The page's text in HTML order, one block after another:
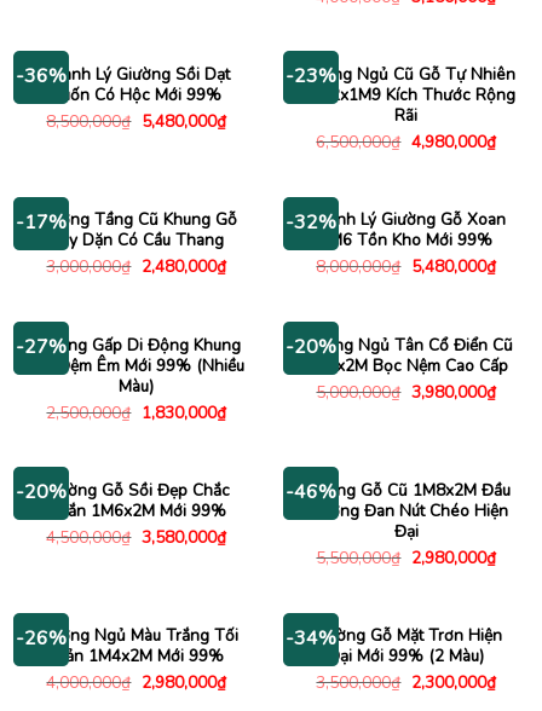
gốc hiện
-36%Thanh Lý Giường Sồi Dạt
Cuốn Có Hộc Mới 99%
8,500,000₫ Giá
gốc
5,480,000₫Giá
hiện
-23%
Giường Ngủ Cũ Gỗ Tự Nhiên
3M72x1M9 Kích Thước Rộng
Rãi
6,500,000₫ Giá
gốc
4,980,000₫Giá
hiện
-17%
Giường Tầng Cũ Khung Gỗ
Dày Dặn Có Cầu Thang
3,000,000₫ Giá
gốc
2,480,000₫Giá
hiện
2,480,000₫.
-32%
Thanh Lý Giường Gỗ Xoan
1M6 Tồn Kho Mới 99%
8,000,000₫ Giá
gốc
5,480,000₫Giá
hiện
-27%
Giường Gấp Di Động Khung
Sắt Đệm Êm Mới 99% (Nhiều
Màu)
2,500,000₫ Giá
gốc
1,830,000₫Giá
hiện
1,830,000₫.
-20%
Giường Ngủ Tân Cổ Điển Cũ
1M6x2M Bọc Nệm Cao Cấp
5,000,000₫ Giá
gốc
3,980,000₫Giá
hiện
-20%Giường Gỗ Sồi Đẹp Chắc
Chắn 1M6x2M Mới 99%
4,500,000₫ Giá
gốc
3,580,000₫Giá
hiện
-46%
Giường Gỗ Cũ 1M8x2M Đầu
Giường Đan Nút Chéo Hiện
Đại
5,500,000₫ Giá
gốc
2,980,000₫Giá
hiện
-26%
Giường Ngủ Màu Trắng Tối
Giản 1M4x2M Mới 99%
4,000,000₫ Giá
gốc
2,980,000₫Giá
hiện
-34%Giường Gỗ Mặt Trơn Hiện
Đại Mới 99% (2 Màu)
3,500,000₫ Giá
gốc
2,300,000₫Giá
hiện